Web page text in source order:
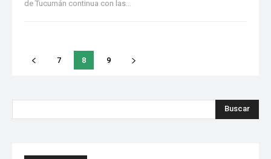
de Tucumán continua con las...
7 8 9
Buscar